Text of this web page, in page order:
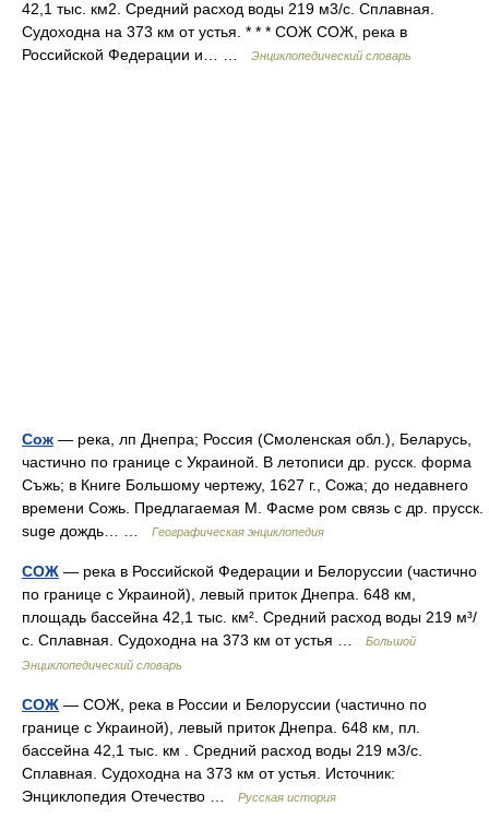
42,1 тыс. км2. Средний расход воды 219 м3/с. Сплавная.
Судоходна на 373 км от устья. * * * СОЖ СОЖ, река в
Российской Федерации и… …
Энциклопедический словарь
Сож — река, лп Днепра; Россия (Смоленская обл.), Беларусь,
частично по границе с Украиной. В летописи др. русск. форма
Съжь; в Книге Большому чертежу, 1627 г., Сожа; до недавнего
времени Сожь. Предлагаемая М. Фасме ром связь с др. прусск.
suge дождь… …
Географическая энциклопедия
СОЖ — река в Российской Федерации и Белоруссии (частично
по границе с Украиной), левый приток Днепра. 648 км,
площадь бассейна 42,1 тыс. км². Средний расход воды 219 м³/
с. Сплавная. Судоходна на 373 км от устья …
Большой
Энциклопедический словарь
СОЖ — СОЖ, река в России и Белоруссии (частично по
границе с Украиной), левый приток Днепра. 648 км, пл.
бассейна 42,1 тыс. км . Средний расход воды 219 м3/с.
Сплавная. Судоходна на 373 км от устья. Источник:
Энциклопедия Отечество …
Русская история